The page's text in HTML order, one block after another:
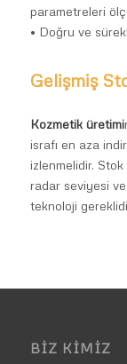
parametreleri
• Doğru ve
Gelişmiş
Kozmetik üretimi
israfı en aza
izlenmelidir.
radar seviyesi
teknoloji
BIZ KIMIZ